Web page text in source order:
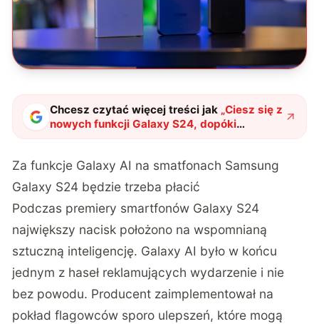
Chcesz czytać więcej treści jak „Ciesz się z
nowych funkcji Galaxy S24, dopóki
możesz. Później będziesz musiał za nie
Za funkcje Galaxy AI na smatfonach Samsung
Galaxy S24 będzie trzeba płacić
Podczas premiery smartfonów Galaxy S24
największy nacisk położono na wspomnianą
sztuczną inteligencję. Galaxy AI było w końcu
jednym z haseł reklamujących wydarzenie i nie
bez powodu. Producent zaimplementował na
pokład flagowców sporo ulepszeń, które mogą